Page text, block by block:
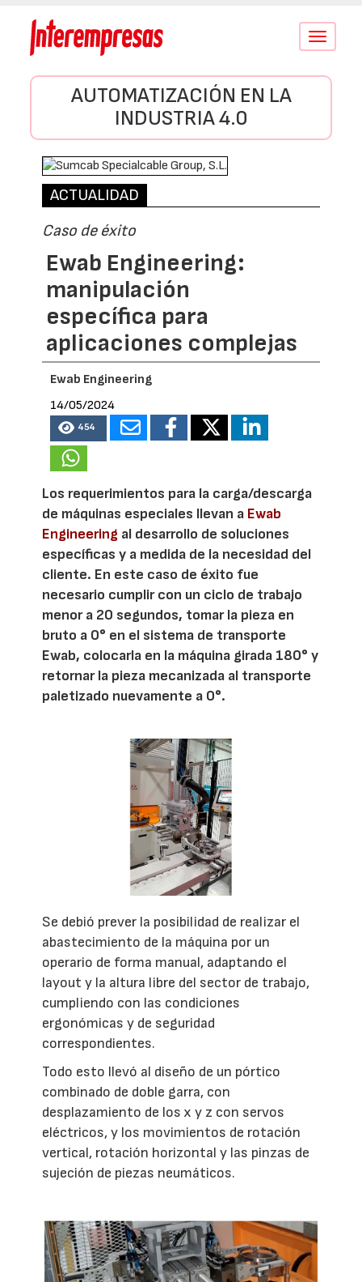
Conmutar
AUTOMATIZACIÓN EN LA
INDUSTRIA 4.0
ACTUALIDAD
Caso de éxito
Ewab Engineering:
manipulación
específica para
aplicaciones complejas
Ewab Engineering
14/05/2024
454
Los requerimientos para la carga/descarga
de máquinas especiales llevan a Ewab
Engineering al desarrollo de soluciones
específicas y a medida de la necesidad del
cliente. En este caso de éxito fue
necesario cumplir con un ciclo de trabajo
menor a 20 segundos, tomar la pieza en
bruto a 0° en el sistema de transporte
Ewab, colocarla en la máquina girada 180° y
retornar la pieza mecanizada al transporte
paletizado nuevamente a 0°.
Se debió prever la posibilidad de realizar el
abastecimiento de la máquina por un
operario de forma manual, adaptando el
layout y la altura libre del sector de trabajo,
cumpliendo con las condiciones
ergonómicas y de seguridad
correspondientes.
Todo esto llevó al diseño de un pórtico
combinado de doble garra, con
desplazamiento de los x y z con servos
eléctricos, y los movimientos de rotación
vertical, rotación horizontal y las pinzas de
sujeción de piezas neumáticos.